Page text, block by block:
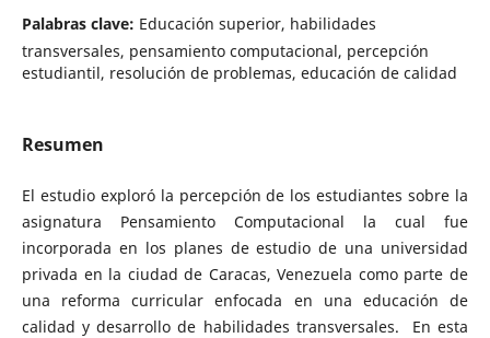
Palabras clave: Educación superior, habilidades
transversales, pensamiento computacional, percepción
estudiantil, resolución de problemas, educación de calidad
Resumen
El estudio exploró la percepción de los estudiantes sobre la
asignatura Pensamiento Computacional la cual fue
incorporada en los planes de estudio de una universidad
privada en la ciudad de Caracas, Venezuela como parte de
una reforma curricular enfocada en una educación de
calidad y desarrollo de habilidades transversales. En esta